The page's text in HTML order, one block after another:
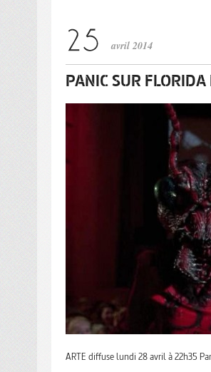
avril 2014
PANIC SUR
ARTE diffuse lundi 28 avril à 22h35